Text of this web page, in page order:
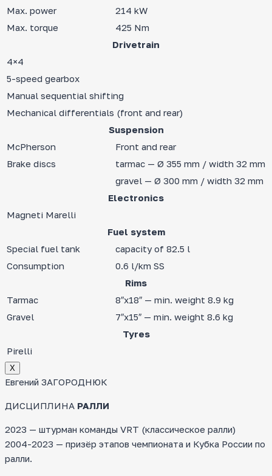
Max. power
214 kW
Max. torque
425 Nm
Drivetrain
4×4
5-speed gearbox
Manual sequential shifting
Mechanical differentials (front and rear)
Suspension
McPherson
Front and rear
Brake discs
tarmac — Ø 355 mm / width 32 mm
gravel — Ø 300 mm / width 32 mm
Electronics
Magneti Marelli
Fuel system
Special fuel tank
capacity of 82.5 l
Consumption
0.6 l/km SS
Rims
Tarmac
8″x18″ — min. weight 8.9 kg
Gravel
7″x15″ — min. weight 8.6 kg
Tyres
Pirelli
Х
Евгений ЗАГОРОДНЮК
ДИСЦИПЛИНА РАЛЛИ
2023 — штурман команды VRT (классическое ралли)
2004-2023 — призёр этапов чемпионата и Кубка России по
ралли.